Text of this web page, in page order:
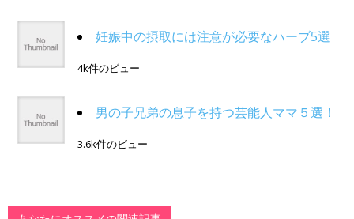
妊娠中の摂取には注意が必要なハーブ5選
4k件のビュー
男の子兄弟の息子を持つ芸能人ママ５選！
3.6k件のビュー